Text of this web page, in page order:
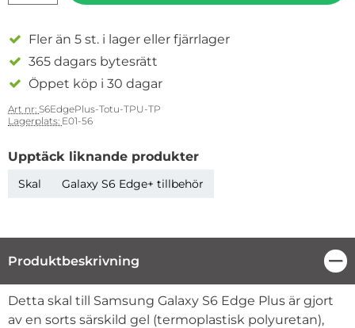
Fler än 5 st. i lager eller fjärrlager
365 dagars bytesrätt
Öppet köp i 30 dagar
Art nr: S6EdgePlus-Totu-TPU-TP
Lagerplats: E01-56
Upptäck liknande produkter
Skal Galaxy S6 Edge+ tillbehör
Produktbeskrivning
Produktbeskrivning
Detta skal till Samsung Galaxy S6 Edge Plus är gjort
av en sorts särskild gel (termoplastisk polyuretan),